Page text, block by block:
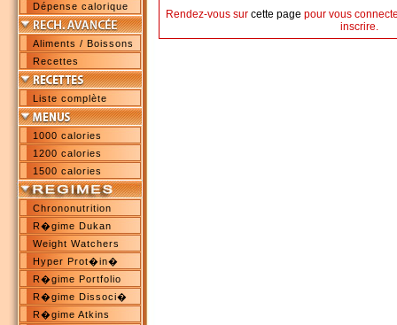
Dépense calorique
Aliments / Boissons
Recettes
Liste complète
1000 calories
1200 calories
1500 calories
Chrononutrition
R�gime Dukan
Weight Watchers
Hyper Prot�in�
R�gime Portfolio
R�gime Dissoci�
R�gime Atkins
Rendez-vous sur cette page pour vous
inscrire.